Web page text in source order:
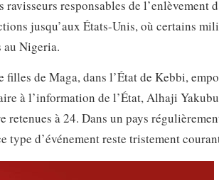
responsables de l’enlèvement
jusqu’aux États-Unis, où certains
au Nigeria.
de Maga, dans l’État de Kebbi,
à l’information de l’État, Alhaji Yakubu
retenues à 24. Dans un pays
type d’événement reste tristement